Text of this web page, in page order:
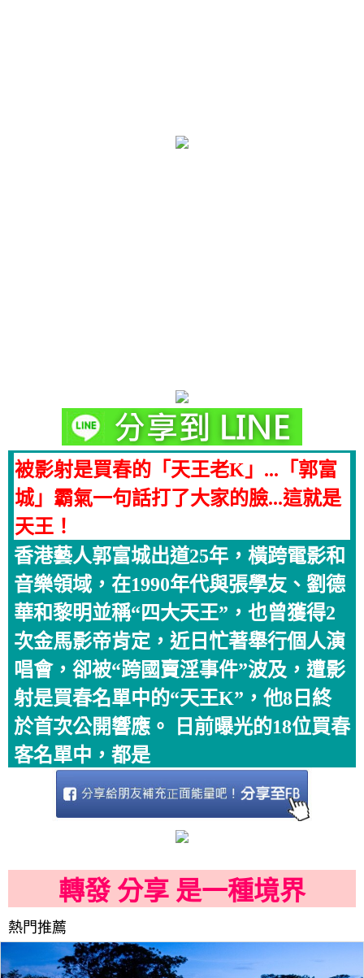
被影射是買春的「天王老K」...「郭富
城」霸氣一句話打了大家的臉...這就是
天王！
香港藝人郭富城出道25年，橫跨電影和
音樂領域，在1990年代與張學友、劉德
華和黎明並稱“四大天王”，也曾獲得2
次金馬影帝肯定，近日忙著舉行個人演
唱會，卻被“跨國賣淫事件”波及，遭影
射是買春名單中的“天王K”，他8日終
於首次公開響應。 日前曝光的18位買春
客名單中，都是
轉發 分享 是一種境界
熱門推薦